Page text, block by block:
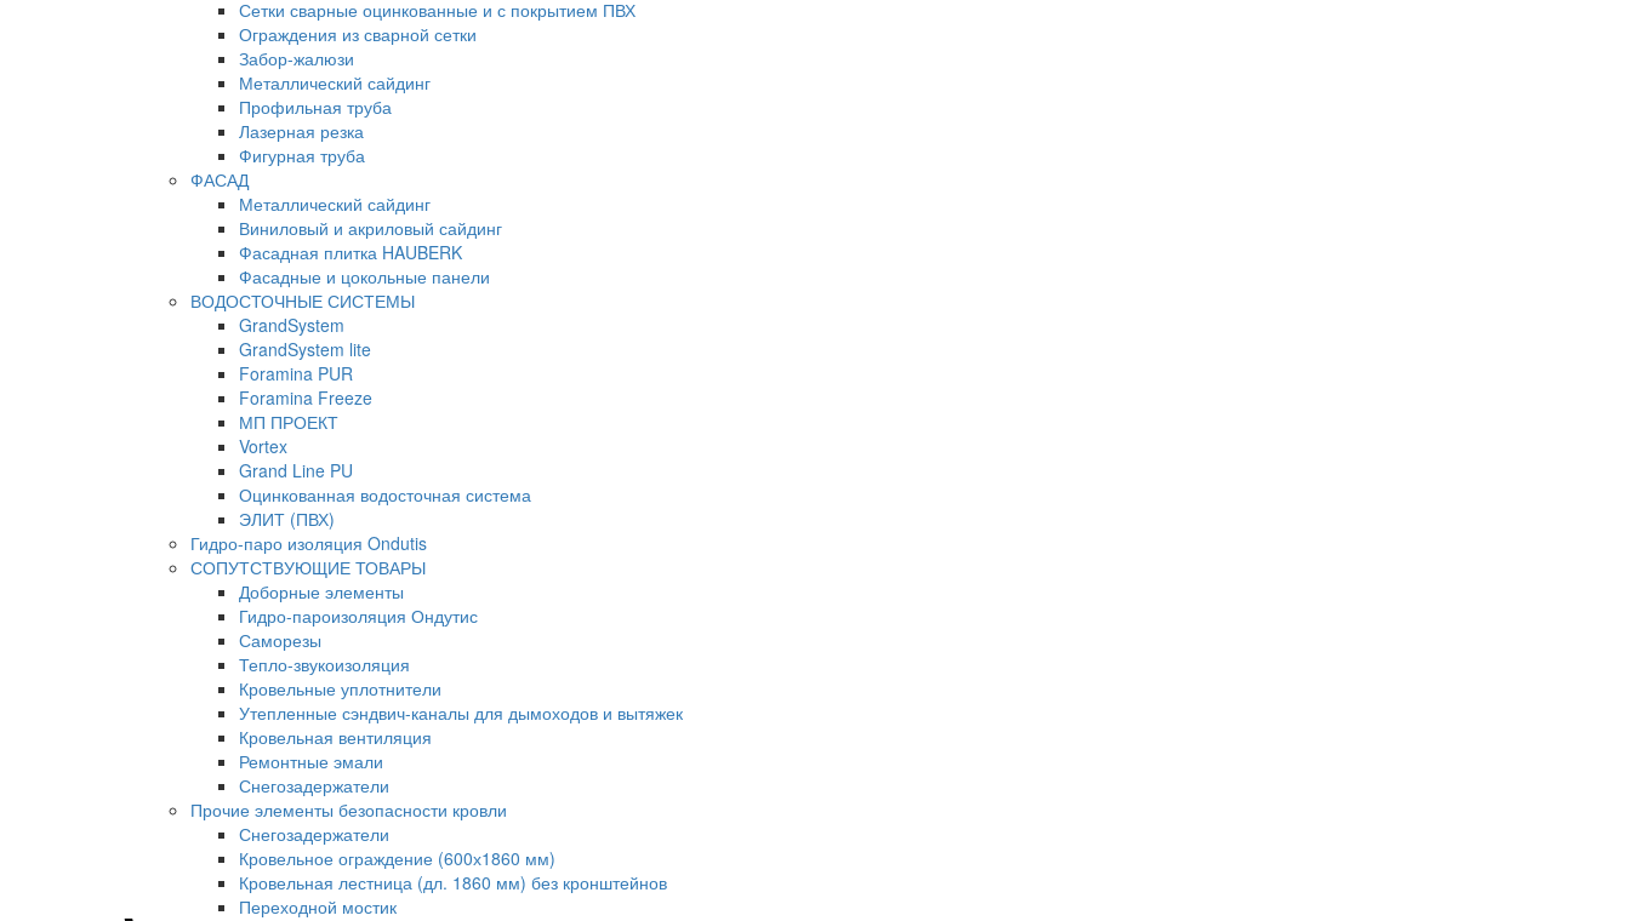
Сетки сварные оцинкованные и с покрытием ПВХ
Ограждения из сварной сетки
Забор-жалюзи
Металлический сайдинг
Профильная труба
Лазерная резка
Фигурная труба
ФАСАД
Металлический сайдинг
Виниловый и акриловый сайдинг
Фасадная плитка HAUBERK
Фасадные и цокольные панели
ВОДОСТОЧНЫЕ СИСТЕМЫ
GrandSystem
GrandSystem lite
Foramina PUR
Foramina Freeze
МП ПРОЕКТ
Vortex
Grand Line PU
Оцинкованная водосточная система
ЭЛИТ (ПВХ)
Гидро-паро изоляция Ondutis
СОПУТСТВУЮЩИЕ ТОВАРЫ
Доборные элементы
Гидро-пароизоляция Ондутис
Саморезы
Тепло-звукоизоляция
Кровельные уплотнители
Утепленные сэндвич-каналы для дымоходов и вытяжек
Кровельная вентиляция
Ремонтные эмали
Снегозадержатели
Прочие элементы безопасности кровли
Снегозадержатели
Кровельное ограждение (600х1860 мм)
Кровельная лестница (дл. 1860 мм) без кронштейнов
Переходной мостик